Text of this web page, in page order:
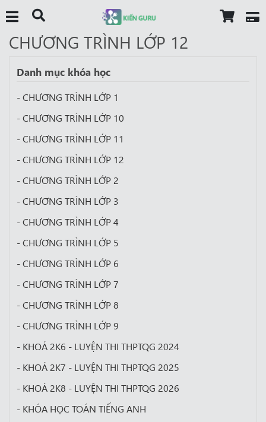
CHƯƠNG TRÌNH LỚP 12
Danh mục khóa học
- CHƯƠNG TRÌNH LỚP 1
- CHƯƠNG TRÌNH LỚP 10
- CHƯƠNG TRÌNH LỚP 11
- CHƯƠNG TRÌNH LỚP 12
- CHƯƠNG TRÌNH LỚP 2
- CHƯƠNG TRÌNH LỚP 3
- CHƯƠNG TRÌNH LỚP 4
- CHƯƠNG TRÌNH LỚP 5
- CHƯƠNG TRÌNH LỚP 6
- CHƯƠNG TRÌNH LỚP 7
- CHƯƠNG TRÌNH LỚP 8
- CHƯƠNG TRÌNH LỚP 9
- KHOÁ 2K6 - LUYỆN THI THPTQG 2024
- KHOÁ 2K7 - LUYỆN THI THPTQG 2025
- KHOÁ 2K8 - LUYỆN THI THPTQG 2026
- KHÓA HỌC TOÁN TIẾNG ANH